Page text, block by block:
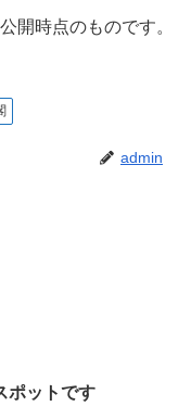
開時点のものです。
admin
ポットです